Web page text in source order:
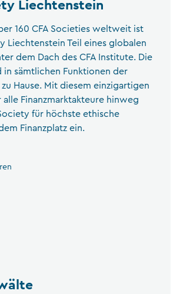
Liechtenstein
160 CFA Societies weltweit ist
Liechtenstein Teil eines globalen
dem Dach des CFA Institute. Die
in sämtlichen Funktionen der
zu Hause. Mit diesem einzigartigen
alle Finanzmarktakteure hinweg
für höchste ethische
Finanzplatz ein.